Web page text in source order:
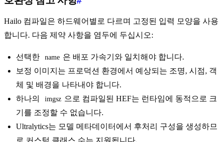
Hailo 컴파일은 하드웨어별로 다르며 고정된 입력 모양을 사용
합니다. 다음 제약 사항을 염두에 두십시오:
선택한 name 은 배포 가속기와 일치해야 합니다.
보정 이미지는 프로덕션 환경에서 예상되는 조명, 시점, 객
체 및 배경을 나타내야 합니다.
하나의
imgsz 으로 컴파일된 HEF는 런타임에 동적으로 크
기를 조정할 수 없습니다.
Ultralytics는 모델 메타데이터에서 후처리 구성을 생성하므
로 커스텀 클래스 수는 지원됩니다.